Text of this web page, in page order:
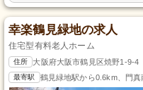
幸楽鶴見緑地の求人
住宅型有料老人ホーム
住所 大阪府大阪市鶴見区焼野1-9-4
最寄駅 鶴見緑地駅から0.6km、門